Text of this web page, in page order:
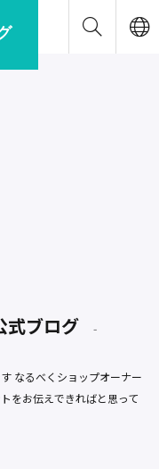
式ブログ
なるべくショップオーナー
をお伝えできればと思って